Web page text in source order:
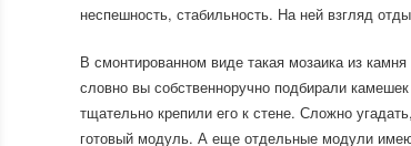
неспешность, стабильность. На ней взгляд
В смонтированном виде такая мозаика из камня
словно вы собственноручно подбирали
тщательно крепили его к стене. Сложно
готовый модуль. А еще отдельные модули